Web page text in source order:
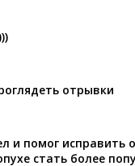
отрывки
и помог исправить
стать более